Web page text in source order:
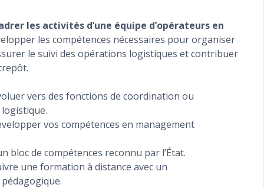
les activités d’une équipe d’opérateurs en
les compétences nécessaires pour organiser
le suivi des opérations logistiques et contribuer
vers des fonctions de coordination ou
logistique.
vos compétences en management
bloc de compétences reconnu par l’État.
une formation à distance avec un